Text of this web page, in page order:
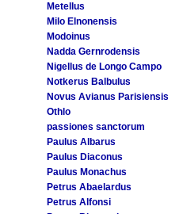
Metellus
Milo Elnonensis
Modoinus
Nadda Gernrodensis
Nigellus de Longo Campo
Notkerus Balbulus
Novus Avianus Parisiensis
Othlo
passiones sanctorum
Paulus Albarus
Paulus Diaconus
Paulus Monachus
Petrus Abaelardus
Petrus Alfonsi